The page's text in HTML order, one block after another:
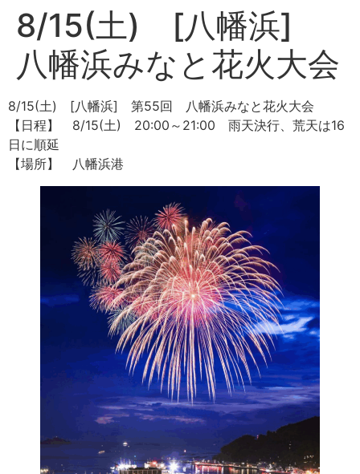
8/15(土) [八幡浜]
八幡浜みなと花火大会
8/15(土) [八幡浜] 第55回 八幡浜みなと花火大会
【日程】 8/15(土) 20:00～21:00 雨天決行、荒天は16
日に順延
【場所】 八幡浜港